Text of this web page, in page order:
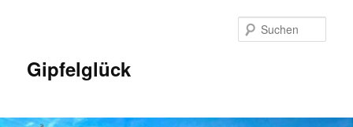
Gipfelglück